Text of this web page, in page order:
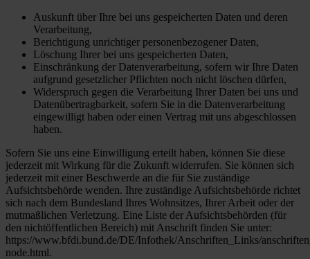
Auskunft über Ihre bei uns gespeicherten Daten und deren
Verarbeitung,
Berichtigung unrichtiger personenbezogener Daten,
Löschung Ihrer bei uns gespeicherten Daten,
Einschränkung der Datenverarbeitung, sofern wir Ihre Daten
aufgrund gesetzlicher Pflichten noch nicht löschen dürfen,
Widerspruch gegen die Verarbeitung Ihrer Daten bei uns und
Datenübertragbarkeit, sofern Sie in die Datenverarbeitung
eingewilligt haben oder einen Vertrag mit uns abgeschlossen
haben.
Sofern Sie uns eine Einwilligung erteilt haben, können Sie diese
jederzeit mit Wirkung für die Zukunft widerrufen. Sie können sich
jederzeit mit einer Beschwerde an die für Sie zuständige
Aufsichtsbehörde wenden. Ihre zuständige Aufsichtsbehörde richtet
sich nach dem Bundesland Ihres Wohnsitzes, Ihrer Arbeit oder der
mutmaßlichen Verletzung. Eine Liste der Aufsichtsbehörden (für
den nichtöffentlichen Bereich) mit Anschrift finden Sie unter:
https://www.bfdi.bund.de/DE/Infothek/Anschriften_Links/
node.html.